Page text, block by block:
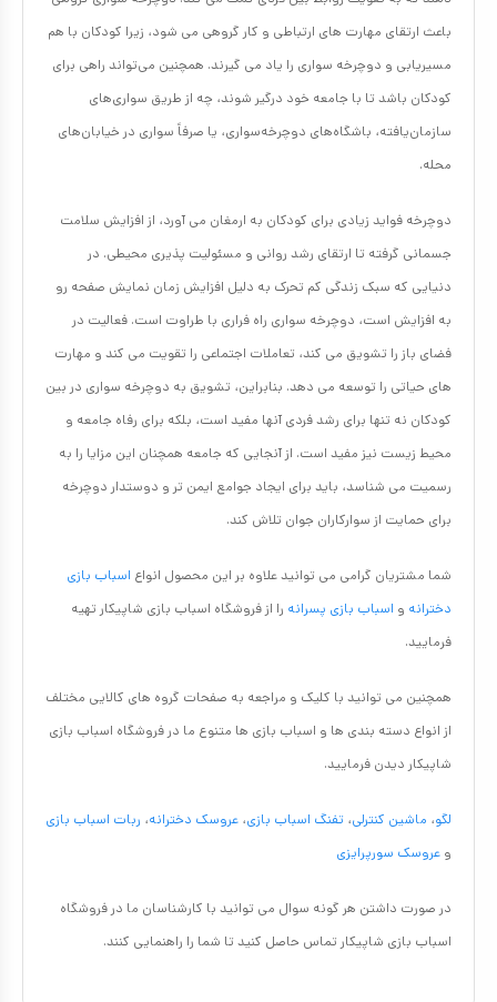
باعث ارتقای مهارت های ارتباطی و کار گروهی می شود، زیرا کودکان با هم
مسیریابی و دوچرخه سواری را یاد می گیرند. همچنین می‌تواند راهی برای
کودکان باشد تا با جامعه خود درگیر شوند، چه از طریق سواری‌های
سازمان‌یافته، باشگاه‌های دوچرخه‌سواری، یا صرفاً سواری در خیابان‌های
محله.
دوچرخه فواید زیادی برای کودکان به ارمغان می آورد، از افزایش سلامت
جسمانی گرفته تا ارتقای رشد روانی و مسئولیت پذیری محیطی. در
دنیایی که سبک زندگی کم تحرک به دلیل افزایش زمان نمایش صفحه رو
به افزایش است، دوچرخه سواری راه فراری با طراوت است. فعالیت در
فضای باز را تشویق می کند، تعاملات اجتماعی را تقویت می کند و مهارت
های حیاتی را توسعه می دهد. بنابراین، تشویق به دوچرخه سواری در بین
کودکان نه تنها برای رشد فردی آنها مفید است، بلکه برای رفاه جامعه و
محیط زیست نیز مفید است. از آنجایی که جامعه همچنان این مزایا را به
رسمیت می شناسد، باید برای ایجاد جوامع ایمن تر و دوستدار دوچرخه
برای حمایت از سوارکاران جوان تلاش کند.
شما مشتریان گرامی می توانید علاوه بر این محصول انواع اسباب بازی
دخترانه و اسباب بازی پسرانه را از فروشگاه اسباب بازی شاپیکار تهیه
فرمایید.
همچنین می توانید با کلیک و مراجعه به صفحات گروه های کالایی مختلف
از انواع دسته بندی ها و اسباب بازی ها متنوع ما در فروشگاه اسباب بازی
شاپیکار دیدن فرمایید.
لگو، ماشین کنترلی، تفنگ اسباب بازی، عروسک دخترانه، ربات اسباب بازی
و عروسک سورپرایزی
در صورت داشتن هر گونه سوال می توانید با کارشناسان ما در فروشگاه
اسباب بازی شاپیکار تماس حاصل کنید تا شما را راهنمایی کنند.